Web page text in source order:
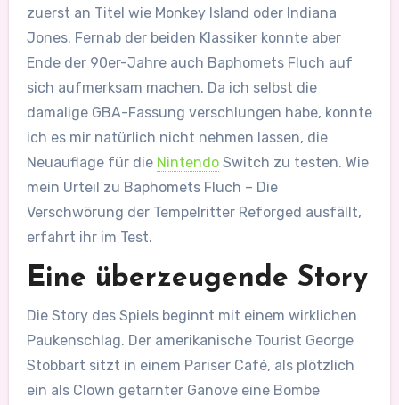
zuerst an Titel wie Monkey Island oder Indiana
Jones. Fernab der beiden Klassiker konnte aber
Ende der 90er-Jahre auch Baphomets Fluch auf
sich aufmerksam machen. Da ich selbst die
damalige GBA-Fassung verschlungen habe, konnte
ich es mir natürlich nicht nehmen lassen, die
Neuauflage für die NintendoSwitch zu testen. Wie
mein Urteil zu Baphomets Fluch – Die
Verschwörung der Tempelritter Reforged ausfällt,
erfahrt ihr im Test.
Eine überzeugende Story
Die Story des Spiels beginnt mit einem wirklichen
Paukenschlag. Der amerikanische Tourist George
Stobbart sitzt in einem Pariser Café, als plötzlich
ein als Clown getarnter Ganove eine Bombe